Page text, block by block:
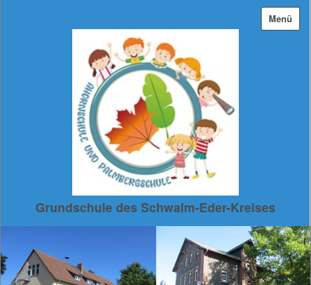
Menü
Grundschule des Schwalm-Eder-Kreises